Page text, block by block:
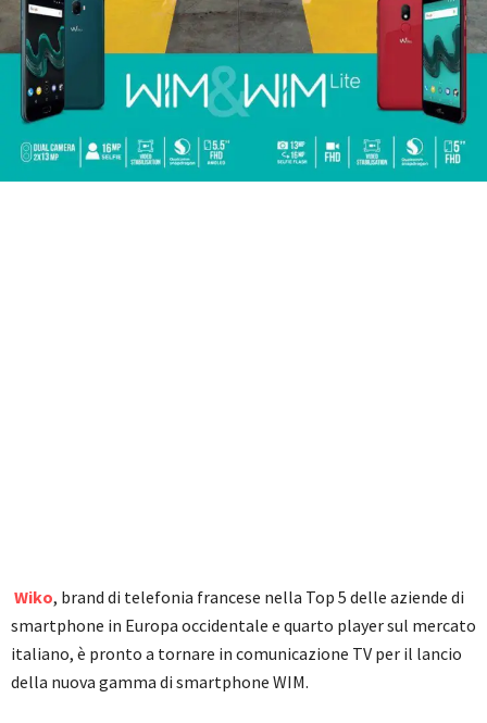
Wiko, brand di telefonia francese nella Top 5 delle aziende di
smartphone in Europa occidentale e quarto player sul mercato
italiano, è pronto a tornare in comunicazione TV per il lancio
della nuova gamma di smartphone WIM.